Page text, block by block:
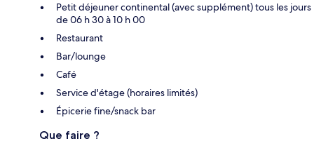
Petit déjeuner continental (avec supplément) tous les jours
de 06 h 30 à 10 h 00
Restaurant
Bar/lounge
Café
Service d'étage (horaires limités)
Épicerie fine/snack bar
Que faire ?